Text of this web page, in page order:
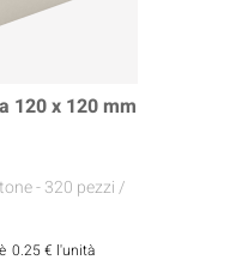
120 x 120 mm
- 320 pezzi /
0.25 € l'unità